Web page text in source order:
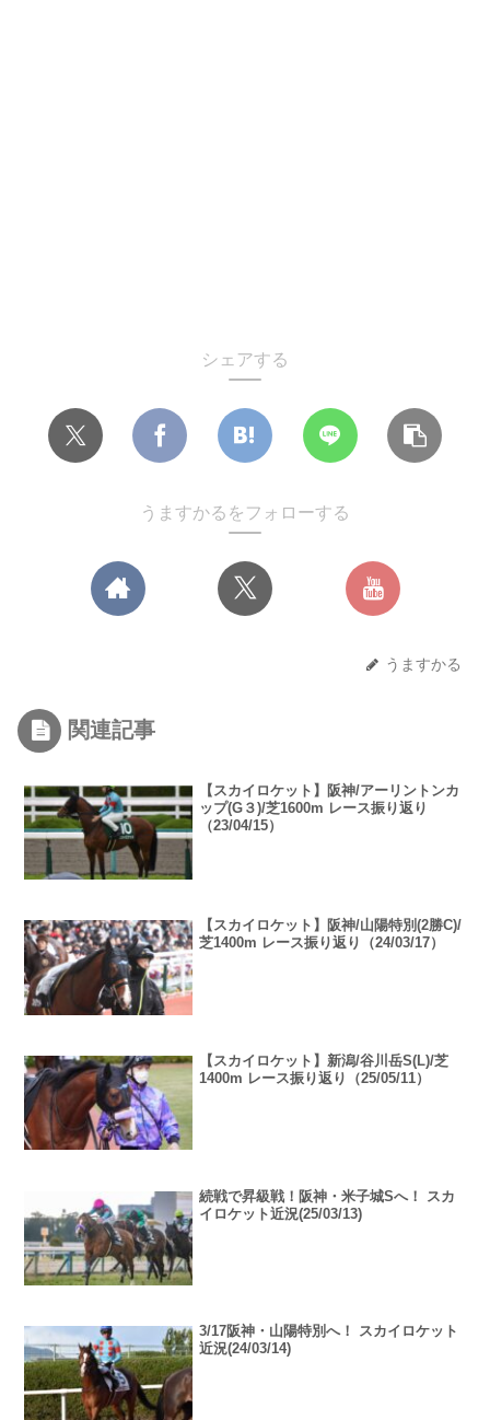
シェアする
うますかるをフォローする
うますかる
関連記事
【スカイロケット】阪神/アーリントンカ
ップ(G３)/芝1600m レース振り返り
（23/04/15）
【スカイロケット】阪神/山陽特別(2勝C)/
芝1400m レース振り返り（24/03/17）
【スカイロケット】新潟/谷川岳S(L)/芝
1400m レース振り返り（25/05/11）
続戦で昇級戦！阪神・米子城Sへ！ スカ
イロケット近況(25/03/13)
3/17阪神・山陽特別へ！ スカイロケット
近況(24/03/14)